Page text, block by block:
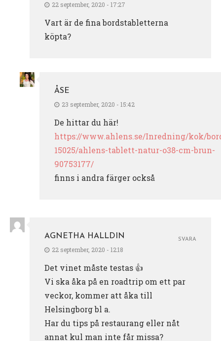
22 september, 2020 - 17:27
Vart är de fina bordstabletterna
köpta?
ÅSE
23 september, 2020 - 15:42
De hittar du här!
https://www.ahlens.se/Inredning/kok/
15025/ahlens-tablett-natur-o38-cm-brun-
90753177/
finns i andra färger också
AGNETHA HALLDIN
22 september, 2020 - 12:18
Det vinet måste testas 👍
Vi ska åka på en roadtrip om ett par
veckor, kommer att åka till
Helsingborg bl a.
Har du tips på restaurang eller nåt
annat kul man inte får missa?
SVARA